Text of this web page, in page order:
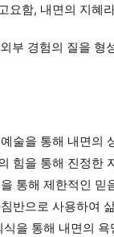
요함, 내면의 지혜
부 경험의 질을
술을 통해 내면의
힘을 통해 진정한
통해 제한적인 믿
반으로 사용하여
을 통해 내면의